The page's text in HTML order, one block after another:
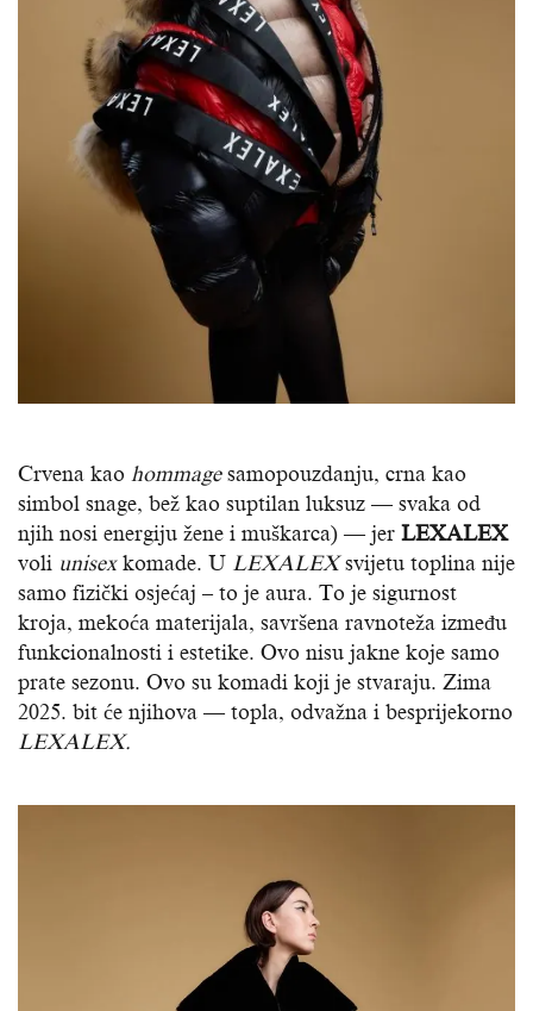
Crvena kao hommagesamopouzdanju, crna kao
simbol snage, bež kao suptilan luksuz — svaka od
njih nosi energiju žene i muškarca) — jer LEXALEX
voli unisexkomade. U LEXALEXsvijetu toplina nije
samo fizički osjećaj – to je aura. To je sigurnost
kroja, mekoća materijala, savršena ravnoteža između
funkcionalnosti i estetike. Ovo nisu jakne koje samo
prate sezonu. Ovo su komadi koji je stvaraju. Zima
2025. bit će njihova — topla, odvažna i besprijekorno
LEXALEX.